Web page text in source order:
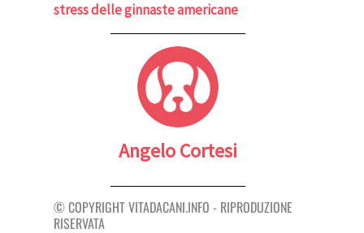
stress delle ginnaste americane
Angelo Cortesi
© COPYRIGHT VITADACANI.INFO - RIPRODUZIONE
RISERVATA